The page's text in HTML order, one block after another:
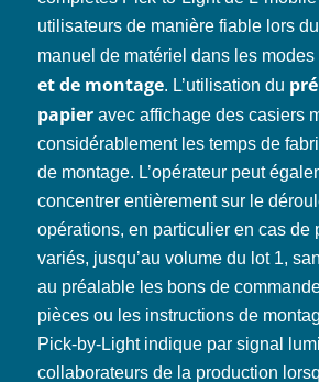
utilisateurs de manière fiable lors
manuel de matériel dans les modes
et de montage. L’utilisation du
papieravec affichage des casiers
considérablement les temps de
de montage. L’opérateur peut
concentrer entièrement sur le
opérations, en particulier en cas de
variés, jusqu’au volume du lot 1,
au préalable les bons de
pièces ou les instructions de
Pick-by-Light indique par signal
collaborateurs de la production